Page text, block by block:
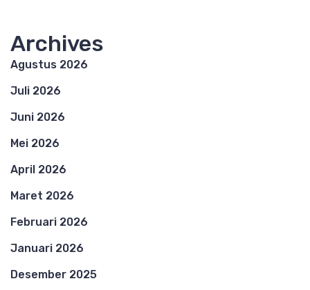
Archives
Agustus 2026
Juli 2026
Juni 2026
Mei 2026
April 2026
Maret 2026
Februari 2026
Januari 2026
Desember 2025